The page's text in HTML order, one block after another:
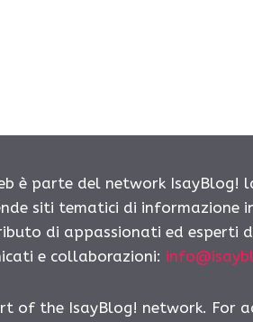
è parte del network IsayBlog!
siti tematici di informazione
di appassionati ed esperti
e collaborazioni:
of the IsayBlog! network. For